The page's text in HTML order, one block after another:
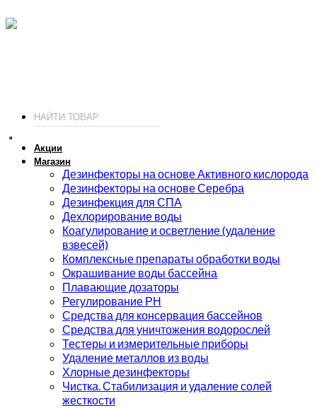
Акции
Магазин
Дезинфекторы на основе Активного кислорода
Дезинфекторы на основе Серебра
Дезинфекция для СПА
Дехлорирование воды
Коагулирование и осветление (удаление
взвесей)
Комплексные препараты обработки воды
Окрашивание воды бассейна
Плавающие дозаторы
Регулирование РН
Средства для консервация бассейнов
Средства для уничтожения водорослей
Тестеры и измерительные приборы
Удаление металлов из воды
Хлорные дезинфекторы
Чистка. Стабилизация и удаление солей
жесткости